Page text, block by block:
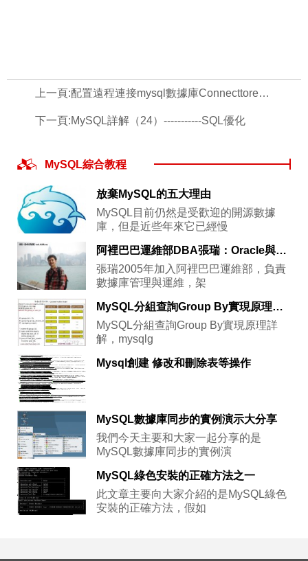
上一頁:配置遠程連接mysql數據庫Connecttoremotemysqldatabase
下一頁:MySQL詳解（24）-----------SQL優化
MySQL綜合教程
放棄MySQL的五大理由
MySQL目前仍然是受歡迎的開源數據
庫，但是近些年來它已經慢
阿裡巴巴運維部DBA張瑞：Oracle與MySQL搭檔滿足業務需求
張瑞2005年加入阿裡巴巴運維部，負責
數據庫管理與運維，架
MySQL分組查詢Group By實現原理詳解，mysqlgroup
MySQL分組查詢Group By實現原理詳
解，mysqlg
Mysql創建 修改和刪除表等操作
MySQL數據庫同步的實例演示大分享
我們今天主要和大家一起分享的是
MySQL數據庫同步的實例演
MySQL綠色安裝的正確方法之一
此文章主要向大家介紹的是MySQL綠色
安裝的正確方法，假如